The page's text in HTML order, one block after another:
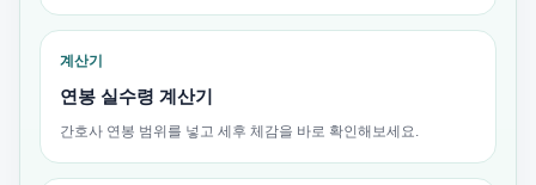
계산기
연봉 실수령 계산기
간호사 연봉 범위를 넣고 세후 체감을 바로 확인해보세요.